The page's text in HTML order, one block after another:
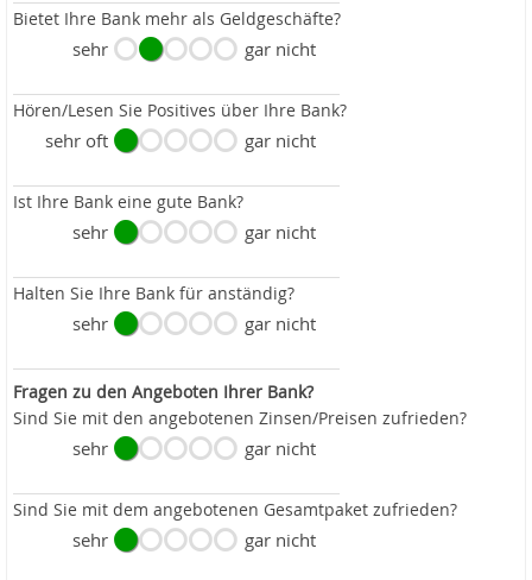
Bietet Ihre Bank mehr als Geldgeschäfte?
sehr gar nicht
Hören/Lesen Sie Positives über Ihre Bank?
sehr oft gar nicht
Ist Ihre Bank eine gute Bank?
sehr gar nicht
Halten Sie Ihre Bank für anständig?
sehr gar nicht
Fragen zu den Angeboten Ihrer Bank?
Sind Sie mit den angebotenen Zinsen/Preisen zufrieden?
sehr gar nicht
Sind Sie mit dem angebotenen Gesamtpaket zufrieden?
sehr gar nicht